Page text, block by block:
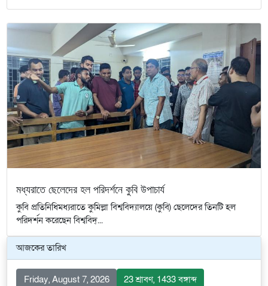
মধ্যরাতে ছেলেদের হল পরিদর্শনে কুবি উপাচার্য
‎‎কুবি প্রতিনিধি‎‎মধ্যরাতে কুমিল্লা বিশ্ববিদ্যালয়ে (কুবি) ছেলেদের তিনটি হল
পরিদর্শন করেছেন বিশ্ববিদ্...
আজকের তারিখ
Friday, August 7, 2026 23 শ্রাবণ, 1433 বঙ্গাব্দ